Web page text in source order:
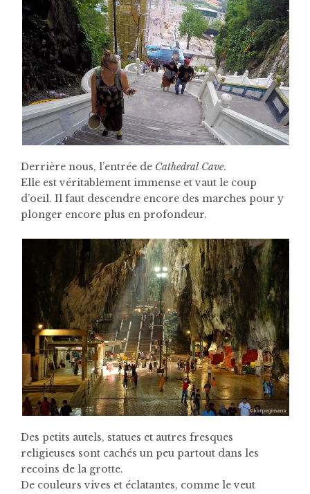
Derrière nous, l’entrée de Cathedral Cave.
Elle est véritablement immense et vaut le coup
d’oeil. Il faut descendre encore des marches pour y
plonger encore plus en profondeur.
Des petits autels, statues et autres fresques
religieuses sont cachés un peu partout dans les
recoins de la grotte.
De couleurs vives et éclatantes, comme le veut